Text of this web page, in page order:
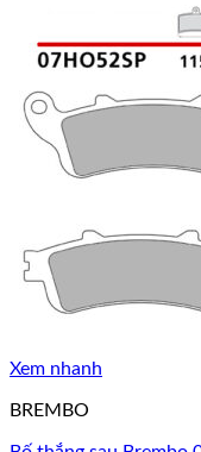
Xem nhanh
BREMBO